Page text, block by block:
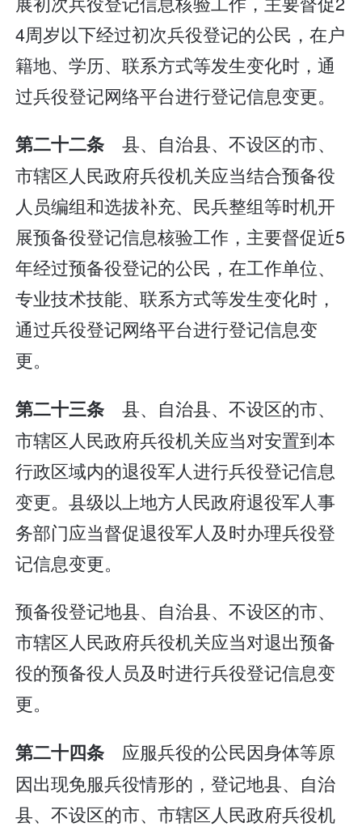
4周岁以下经过初次兵役登记的公民，在户
籍地、学历、联系方式等发生变化时，通
过兵役登记网络平台进行登记信息变更。
第二十二条 县、自治县、不设区的市、
市辖区人民政府兵役机关应当结合预备役
人员编组和选拔补充、民兵整组等时机开
展预备役登记信息核验工作，主要督促近5
年经过预备役登记的公民，在工作单位、
专业技术技能、联系方式等发生变化时，
通过兵役登记网络平台进行登记信息变
更。
第二十三条 县、自治县、不设区的市、
市辖区人民政府兵役机关应当对安置到本
行政区域内的退役军人进行兵役登记信息
变更。县级以上地方人民政府退役军人事
务部门应当督促退役军人及时办理兵役登
记信息变更。
预备役登记地县、自治县、不设区的市、
市辖区人民政府兵役机关应当对退出预备
役的预备役人员及时进行兵役登记信息变
更。
第二十四条 应服兵役的公民因身体等原
因出现免服兵役情形的，登记地县、自治
县、不设区的市、市辖区人民政府兵役机